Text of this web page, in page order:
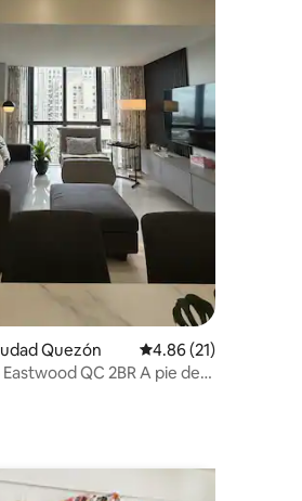
de 5, 319 reseñas
Quezón Calificación
4.86 (21)
QC 2BR A pie de
cafeterías y